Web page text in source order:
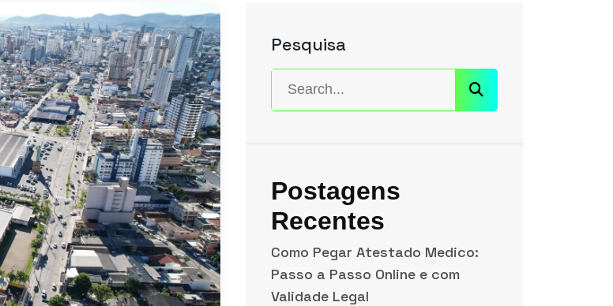
Pesquisa
Postagens
Recentes
Como Pegar Atestado Medico:
Passo a Passo Online e com
Validade Legal